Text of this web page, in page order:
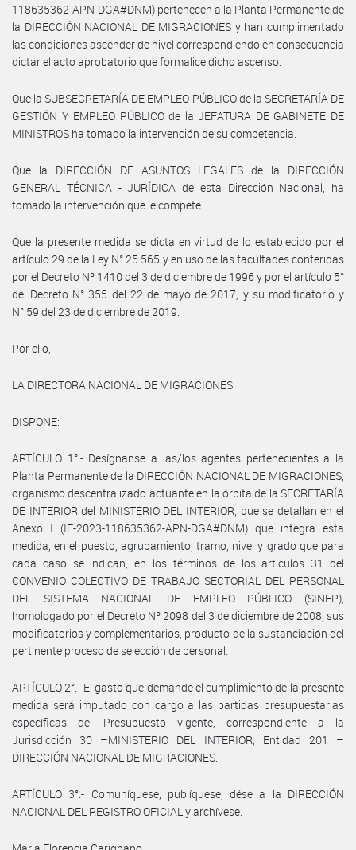
118635362-APN-DGA#DNM) pertenecen a la Planta Permanente de
la DIRECCIÓN NACIONAL DE MIGRACIONES y han cumplimentado
las condiciones ascender de nivel correspondiendo en consecuencia
dictar el acto aprobatorio que formalice dicho ascenso.
Que la SUBSECRETARÍA DE EMPLEO PÚBLICO de la SECRETARÍA DE
GESTIÓN Y EMPLEO PÚBLICO de la JEFATURA DE GABINETE DE
MINISTROS ha tomado la intervención de su competencia.
Que la DIRECCIÓN DE ASUNTOS LEGALES de la DIRECCIÓN
GENERAL TÉCNICA - JURÍDICA de esta Dirección Nacional, ha
tomado la intervención que le compete.
Que la presente medida se dicta en virtud de lo establecido por el
artículo 29 de la Ley N° 25.565 y en uso de las facultades conferidas
por el Decreto Nº 1410 del 3 de diciembre de 1996 y por el artículo 5°
del Decreto N° 355 del 22 de mayo de 2017, y su modificatorio y
N° 59 del 23 de diciembre de 2019.
Por ello,
LA DIRECTORA NACIONAL DE MIGRACIONES
DISPONE:
ARTÍCULO 1°.- Desígnanse a las/los agentes pertenecientes a la
Planta Permanente de la DIRECCIÓN NACIONAL DE MIGRACIONES,
organismo descentralizado actuante en la órbita de la SECRETARÍA
DE INTERIOR del MINISTERIO DEL INTERIOR, que se detallan en el
Anexo I (IF-2023-118635362-APN-DGA#DNM) que integra esta
medida, en el puesto, agrupamiento, tramo, nivel y grado que para
cada caso se indican, en los términos de los artículos 31 del
CONVENIO COLECTIVO DE TRABAJO SECTORIAL DEL PERSONAL
DEL SISTEMA NACIONAL DE EMPLEO PÚBLICO (SINEP),
homologado por el Decreto Nº 2098 del 3 de diciembre de 2008, sus
modificatorios y complementarios, producto de la sustanciación del
pertinente proceso de selección de personal.
ARTÍCULO 2°.- El gasto que demande el cumplimiento de la presente
medida será imputado con cargo a las partidas presupuestarias
específicas del Presupuesto vigente, correspondiente a la
Jurisdicción 30 –MINISTERIO DEL INTERIOR, Entidad 201 –
DIRECCIÓN NACIONAL DE MIGRACIONES.
ARTÍCULO 3°.- Comuníquese, publíquese, dése a la DIRECCIÓN
NACIONAL DEL REGISTRO OFICIAL y archívese.